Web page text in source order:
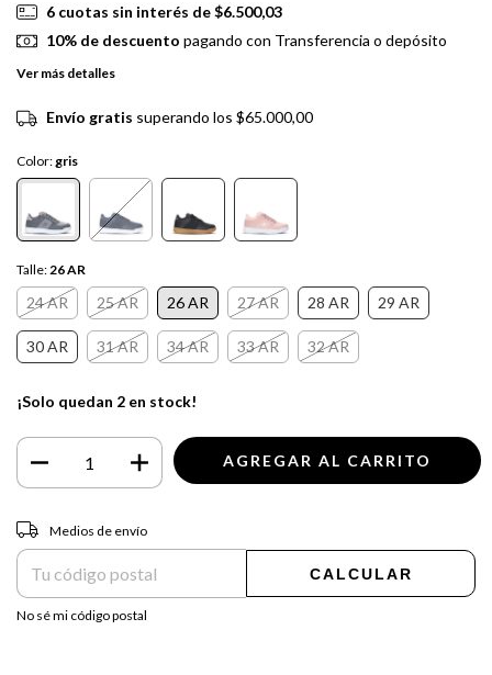
6 cuotas sin interés de$6.500,03
10% de descuento pagando con Transferencia o depósito
Ver más detalles
Envío gratis superando los $65.000,00
Color:gris
Talle:26 AR
24 AR 25 AR 26 AR 27 AR 28 AR 29 AR
30 AR 31 AR 34 AR 33 AR 32 AR
¡Solo quedan 2 en stock!
Entregas para el CP:
Medios de envío
CALCULAR
No sé mi código postal